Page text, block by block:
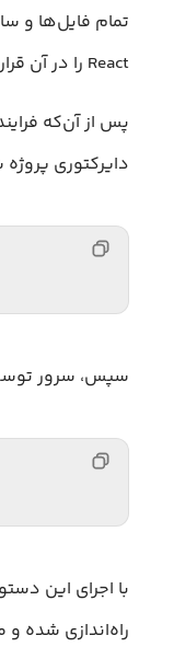
تمام فایل‌ها و
React را در آن قرار داده است.
پس از آن‌که
دایرکتوری
سپس، سرور
راه‌اندازی شده